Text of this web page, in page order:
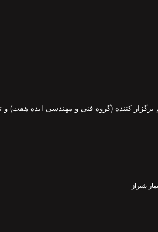
کننده (گروه فنی و مهندسی ایده هفت)
شیراز